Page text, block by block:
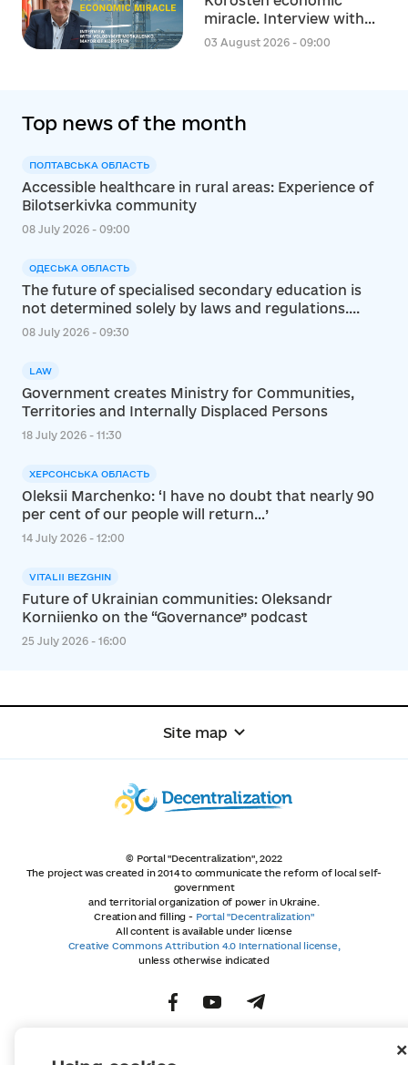
miracle. Interview with
Volodymyr Moskalenko,
03 August 2026 - 09:00
Top news of the month
ПОЛТАВСЬКА ОБЛАСТЬ
Accessible healthcare in rural areas: Experience of
Bilotserkivka community
08 July 2026 - 09:00
ОДЕСЬКА ОБЛАСТЬ
The future of specialised secondary education is
not determined solely by laws and regulations....
08 July 2026 - 09:30
LAW
Government creates Ministry for Communities,
Territories and Internally Displaced Persons
18 July 2026 - 11:30
ХЕРСОНСЬКА ОБЛАСТЬ
Oleksii Marchenko: ‘I have no doubt that nearly 90
per cent of our people will return…’
14 July 2026 - 12:00
VITALII BEZGHIN
Future of Ukrainian communities: Oleksandr
Korniienko on the “Governance” podcast
25 July 2026 - 16:00
Site map
© Portal "Decentralization", 2022
The project was created in 2014 to communicate the reform of local self-
government
and territorial organization of power in Ukraine.
Creation and filling - Portal "Decentralization"
All content is available under license
Creative Commons Attribution 4.0 International license,
unless otherwise indicated